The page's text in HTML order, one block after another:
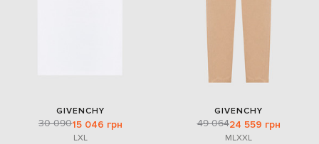
GIVENCHY
30 09015 046 грн
LXL
GIVENCHY
49 06424 559 грн
MLXXL